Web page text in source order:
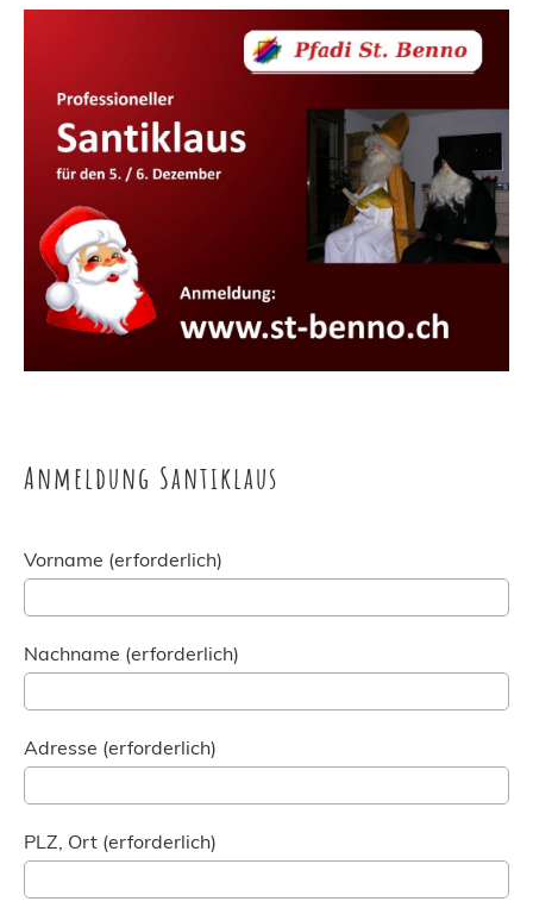
Anmeldung Santiklaus
Vorname (erforderlich)
Nachname (erforderlich)
Adresse (erforderlich)
PLZ, Ort (erforderlich)